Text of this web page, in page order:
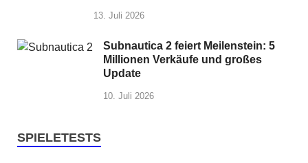
13. Juli 2026
Subnautica 2 feiert Meilenstein: 5
Millionen Verkäufe und großes
Update
10. Juli 2026
SPIELETESTS